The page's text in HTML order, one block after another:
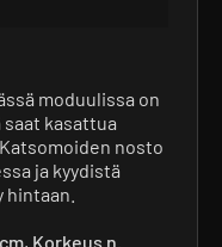
moduulissa on
kasattua
nosto
ja kyydistä
Korkeus n.